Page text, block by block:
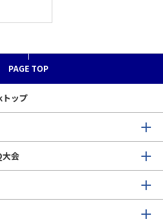
PAGE TOP
ップ
大会